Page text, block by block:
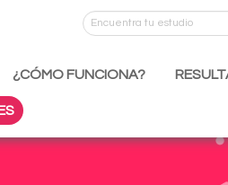
¿CÓMO FUNCIONA?